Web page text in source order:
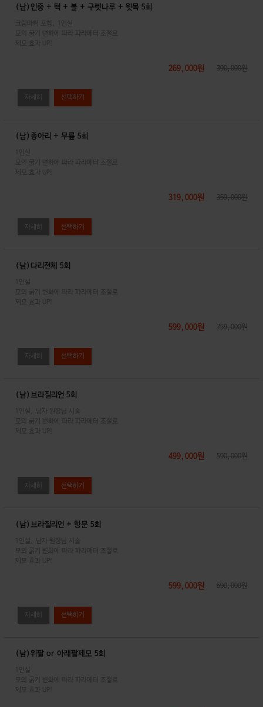
(남)인중 + 턱 + 볼 + 구렛나루 + 윗목 5회
크림마취 포함, 1인실
모의 굵기 변화에 따라 파라메터 조절로
제모 효과 UP!
자세히
269,000원 390,000원
(남)종아리 + 무릎 5회
모의 굵기 변화에 따라 파라메터 조절로
제모 효과 UP!
자세히
319,000원 359,000원
(남)다리전체 5회
모의 굵기 변화에 따라 파라메터 조절로
제모 효과 UP!
자세히
599,000원 759,000원
(남)브라질리언 5회
1인실, 남자 원장님 시술
모의 굵기 변화에 따라 파라메터 조절로
제모 효과 UP!
자세히
499,000원 590,000원
(남)브라질리언 + 항문 5회
1인실, 남자 원장님 시술
모의 굵기 변화에 따라 파라메터 조절로
제모 효과 UP!
자세히
599,000원 690,000원
(남)위팔 or 아래팔제모 5회
모의 굵기 변화에 따라 파라메터 조절로
제모 효과 UP!